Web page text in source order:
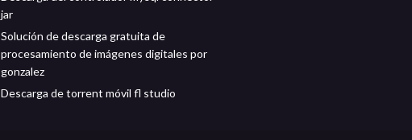
jar
Solución de descarga gratuita de
procesamiento de imágenes digitales por
gonzalez
Descarga de torrent móvil fl studio